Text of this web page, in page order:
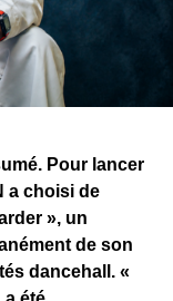
Pour lancer
a choisi de
», un
de son
dancehall. «